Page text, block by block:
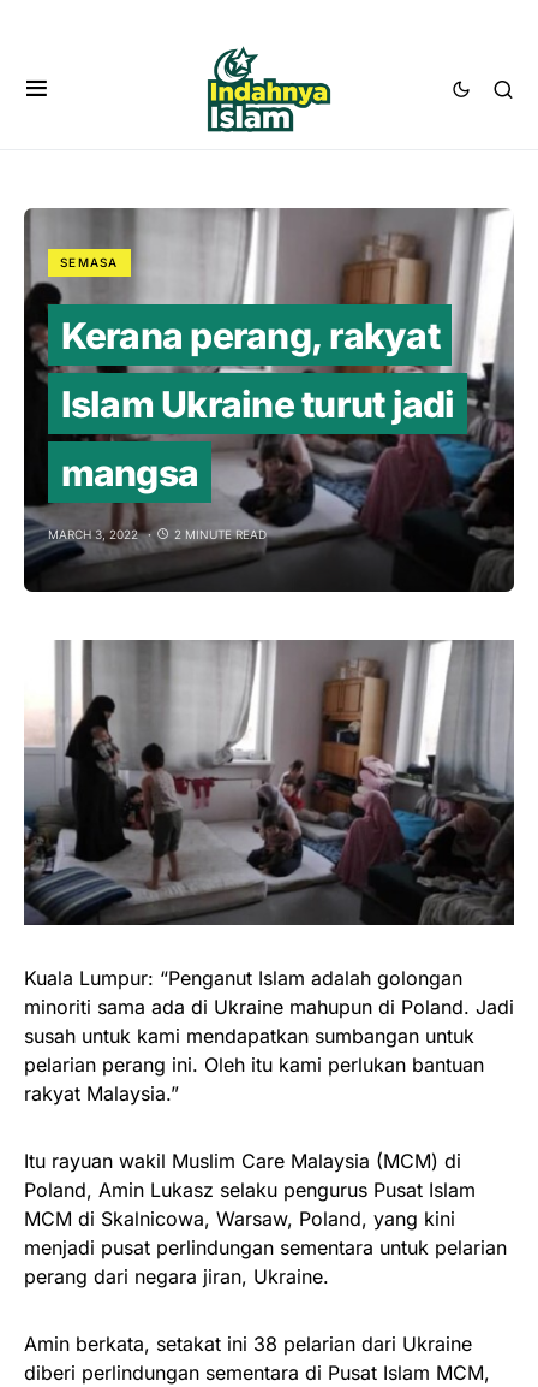
SEMASA
Kerana perang, rakyat
Islam Ukraine turut jadi
mangsa
MARCH 3, 2022 2 MINUTE READ
Kuala Lumpur: “Penganut Islam adalah golongan
minoriti sama ada di Ukraine mahupun di Poland. Jadi
susah untuk kami mendapatkan sumbangan untuk
pelarian perang ini. Oleh itu kami perlukan bantuan
rakyat Malaysia.”
Itu rayuan wakil Muslim Care Malaysia (MCM) di
Poland, Amin Lukasz selaku pengurus Pusat Islam
MCM di Skalnicowa, Warsaw, Poland, yang kini
menjadi pusat perlindungan sementara untuk pelarian
perang dari negara jiran, Ukraine.
Amin berkata, setakat ini 38 pelarian dari Ukraine
diberi perlindungan sementara di Pusat Islam MCM,